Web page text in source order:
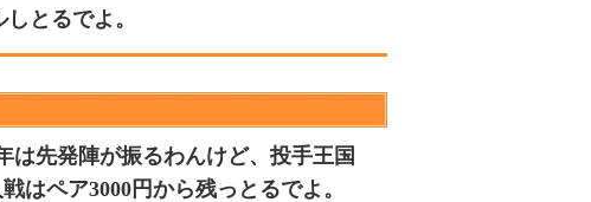
とるでよ。
は先発陣が振るわんけど、投手王国
はペア3000円から残っとるでよ。